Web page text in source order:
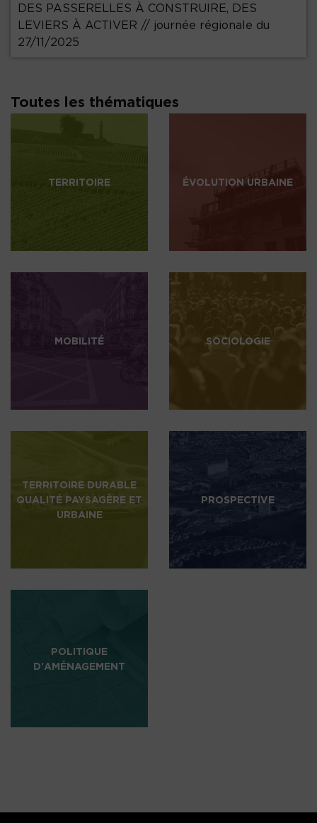
DES PASSERELLES À CONSTRUIRE, DES
LEVIERS À ACTIVER // journée régionale du
27/11/2025
Toutes les thématiques
TERRITOIRE ÉVOLUTION URBAINE
MOBILITÉ SOCIOLOGIE
TERRITOIRE DURABLE
QUALITÉ PAYSAGÈRE ET
URBAINE
PROSPECTIVE
POLITIQUE
D'AMÉNAGEMENT